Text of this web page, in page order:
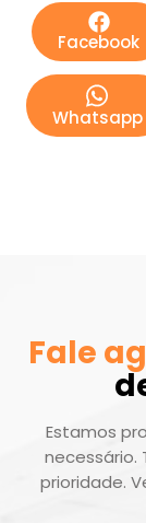
Facebook
Whatsapp
Fale
Estamos
necessário.
prioridade.